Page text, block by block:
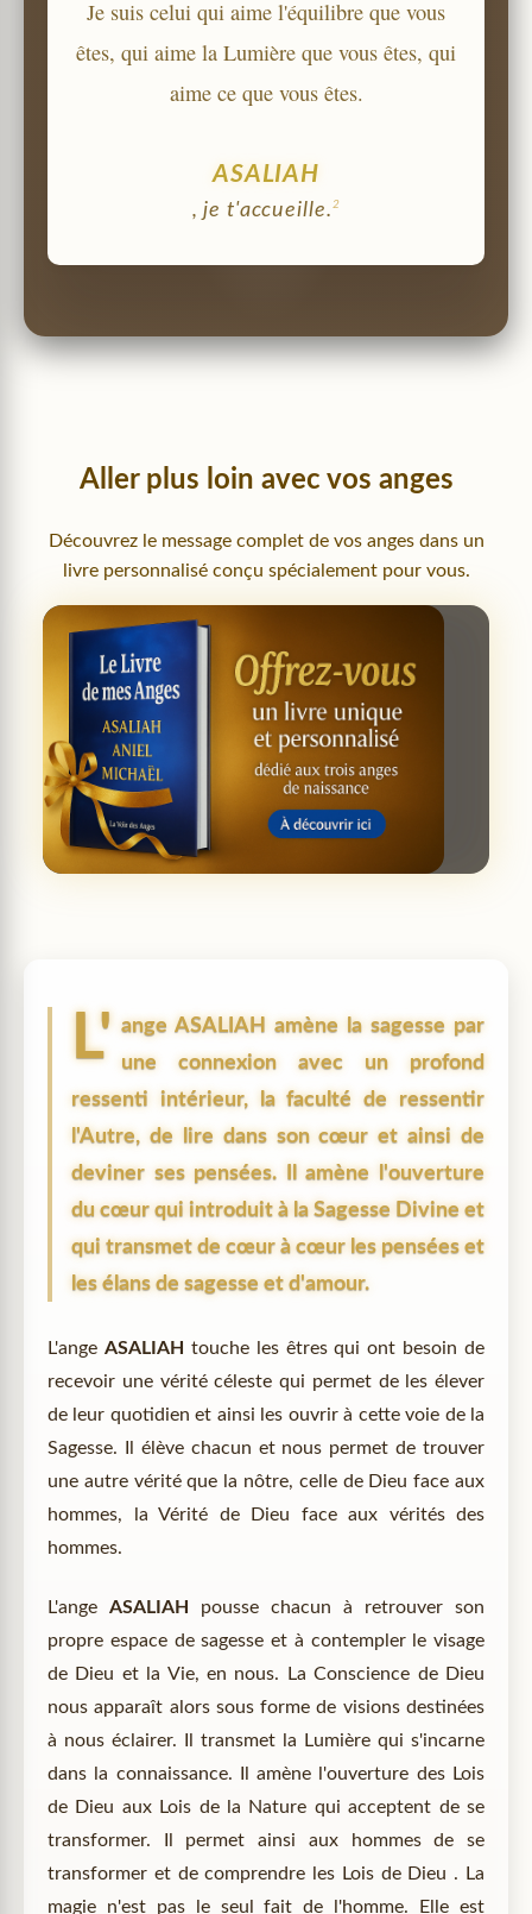
Je suis celui qui aime l'équilibre que vous
êtes, qui aime la Lumière que vous êtes, qui
aime ce que vous êtes.
ASALIAH
, je t'accueille. 2
Aller plus loin avec vos anges
Découvrez le message complet de vos anges dans un
livre personnalisé conçu spécialement pour vous.
L' ange ASALIAH
amène la sagesse par
une connexion avec un profond
ressenti intérieur, la faculté de ressentir
l'Autre, de lire dans son cœur et ainsi de
deviner ses pensées. Il amène l'ouverture
du cœur qui introduit à la Sagesse Divine et
qui transmet de cœur à cœur les pensées et
les élans de sagesse et d'amour.
L'ange ASALIAH touche les êtres qui ont besoin de
recevoir une vérité céleste qui permet de les élever
de leur quotidien et ainsi les ouvrir à cette voie de la
Sagesse. Il élève chacun et nous permet de trouver
une autre vérité que la nôtre, celle de Dieu face aux
hommes, la Vérité de Dieu face aux vérités des
hommes.
L'ange ASALIAH
pousse chacun à retrouver son
propre espace de sagesse et à contempler le visage
de Dieu et la Vie, en nous. La Conscience de Dieu
nous apparaît alors sous forme de visions destinées
à nous éclairer. Il transmet la Lumière qui s'incarne
dans la connaissance. Il amène l'ouverture des Lois
de Dieu aux Lois de la Nature qui acceptent de se
transformer. Il permet ainsi aux hommes de se
transformer et de comprendre les Lois de Dieu . La
magie n'est pas le seul fait de l'homme. Elle est